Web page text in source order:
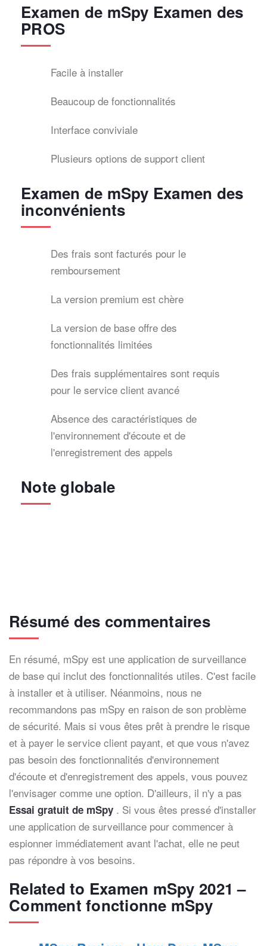
Examen de mSpy Examen des
PROS
Facile à installer
Beaucoup de fonctionnalités
Interface conviviale
Plusieurs options de support client
Examen de mSpy Examen des
inconvénients
Des frais sont facturés pour le
remboursement
La version premium est chère
La version de base offre des
fonctionnalités limitées
Des frais supplémentaires sont requis
pour le service client avancé
Absence des caractéristiques de
l'environnement d'écoute et de
l'enregistrement des appels
Note globale
Résumé des commentaires
En résumé, mSpy est une application de surveillance
de base qui inclut des fonctionnalités utiles. C'est facile
à installer et à utiliser. Néanmoins, nous ne
recommandons pas mSpy en raison de son problème
de sécurité. Mais si vous êtes prêt à prendre le risque
et à payer le service client payant, et que vous n'avez
pas besoin des fonctionnalités d'environnement
d'écoute et d'enregistrement des appels, vous pouvez
l'envisager comme une option. D'ailleurs, il n'y a pas
Essai gratuit de mSpy . Si vous êtes pressé d'installer
une application de surveillance pour commencer à
espionner immédiatement avant l'achat, elle ne peut
pas répondre à vos besoins.
Related to Examen mSpy 2021 –
Comment fonctionne mSpy